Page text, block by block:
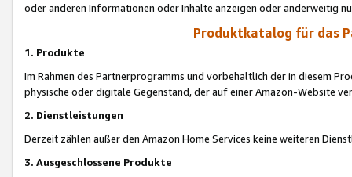
oder anderen Informationen oder Inhalte anzeigen oder anderweitig
Produktkatalog für das
1. Produkte
Im Rahmen des Partnerprogramms und vorbehaltlich der in diesem
physische oder digitale Gegenstand, der auf einer Amazon-Website
2. Dienstleistungen
Derzeit zählen außer den Amazon Home Services keine weiteren
3. Ausgeschlossene Produkte